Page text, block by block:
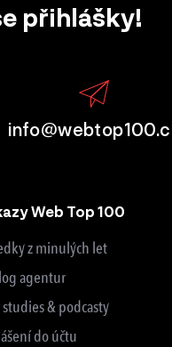
přihlášky!
Web Top 100
z minulých let
agentur
studies & podcasty
do účtu